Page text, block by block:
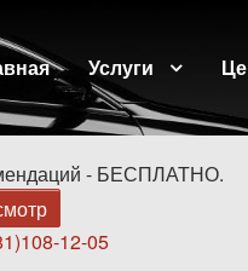
Услуги
- БЕСПЛАТНО.
12-05